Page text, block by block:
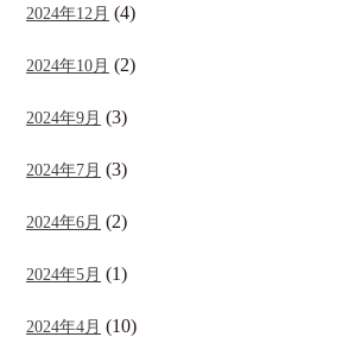
2024年12月 (4)
2024年10月 (2)
2024年9月 (3)
2024年7月 (3)
2024年6月 (2)
2024年5月 (1)
2024年4月 (10)